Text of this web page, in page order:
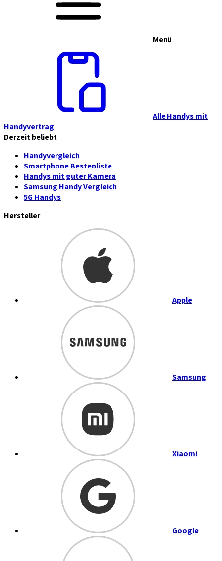
Menü
Alle Handys mit
Handyvertrag
Derzeit beliebt
Handyvergleich
Smartphone Bestenliste
Handys mit guter Kamera
Samsung Handy Vergleich
5G Handys
Hersteller
Apple
Samsung
Xiaomi
Google